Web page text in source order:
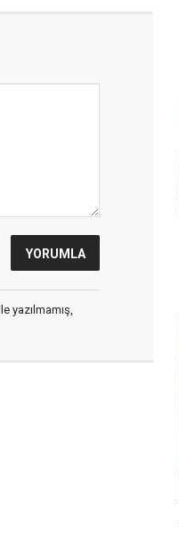
yazılmamış,